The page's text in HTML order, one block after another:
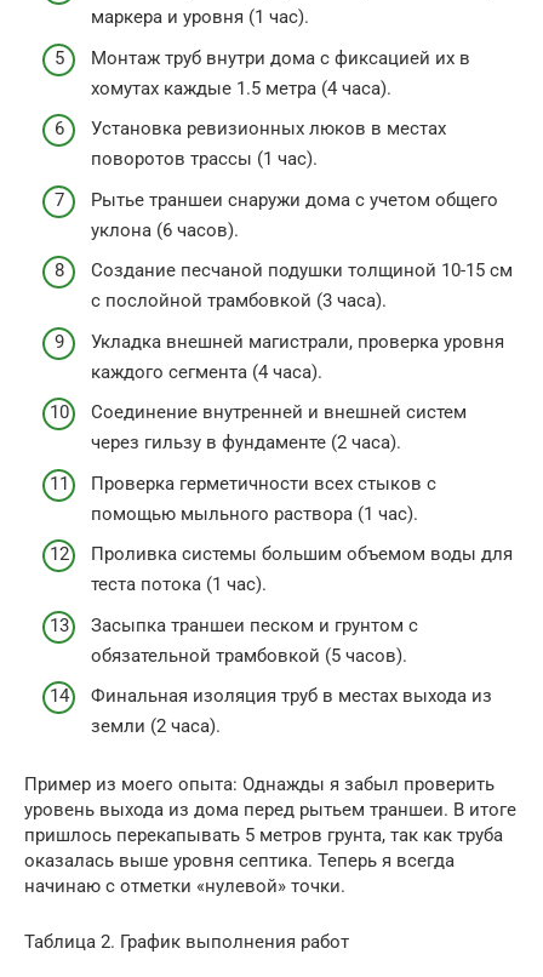
маркера и уровня (1 час).
Монтаж труб внутри дома с фиксацией их в
хомутах каждые 1.5 метра (4 часа).
Установка ревизионных люков в местах
поворотов трассы (1 час).
Рытье траншеи снаружи дома с учетом общего
уклона (6 часов).
Создание песчаной подушки толщиной 10-15 см
с послойной трамбовкой (3 часа).
Укладка внешней магистрали, проверка уровня
каждого сегмента (4 часа).
Соединение внутренней и внешней систем
через гильзу в фундаменте (2 часа).
Проверка герметичности всех стыков с
помощью мыльного раствора (1 час).
Проливка системы большим объемом воды для
теста потока (1 час).
Засыпка траншеи песком и грунтом с
обязательной трамбовкой (5 часов).
Финальная изоляция труб в местах выхода из
земли (2 часа).
Пример из моего опыта: Однажды я забыл проверить
уровень выхода из дома перед рытьем траншеи. В итоге
пришлось перекапывать 5 метров грунта, так как труба
оказалась выше уровня септика. Теперь я всегда
начинаю с отметки «нулевой» точки.
Таблица 2. График выполнения работ